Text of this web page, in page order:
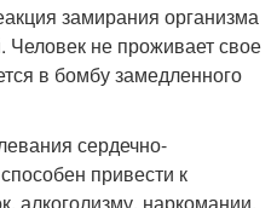
замирания организма
Человек не проживает свое
в бомбу замедленного
сердечно-
привести к
алкоголизму, наркомании,